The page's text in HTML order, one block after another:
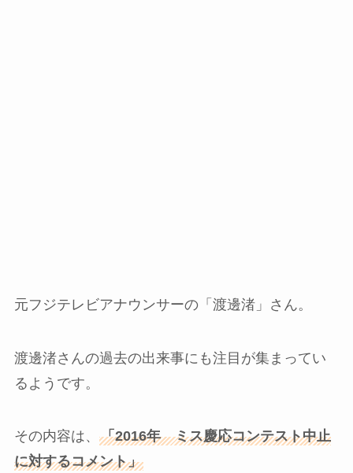
元フジテレビアナウンサーの「渡邊渚」さん。
渡邊渚さんの過去の出来事にも注目が集まってい
るようです。
その内容は、 「2016年 ミス慶応コンテスト中止
に対するコメント」